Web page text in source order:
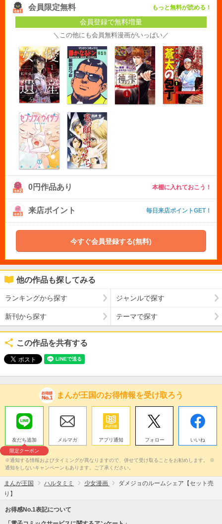
会員限定無料 もっと無料が読める！
会員登録で無料増量
＼この他にも会員無料漫画がいっぱい／
0円作品あり 本棚に入れておこう！
来店ポイント 毎日来店ポイントGET！
今すぐ会員登録する(無料)
他の作品も探してみる
ランキングから探す ジャンルで探す
新刊から探す テーマで探す
この作品を共有する
まんが王国のお得情報を受け取ろう
友だち追加
限定クーポン
メルマガ アプリ通知 フォロー いいね
※通知する情報およびタイミングが異なりますので、併せて受け取ることをお勧めします。 ※
通知をしないキャンペーンもあります。ご了承ください。
まんが王国 ハルタミミ 少女漫画
ダメジョのルームシェア【セット売
り】
お得感No.1表記について